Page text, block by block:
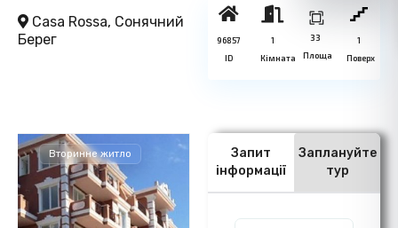
Casa Rossa, Сонячний
Берег
96857
ID
1
Кімната
33
Площа
1
Поверх
Вторинне житло
Запит
інформації
Заплануйте
тур